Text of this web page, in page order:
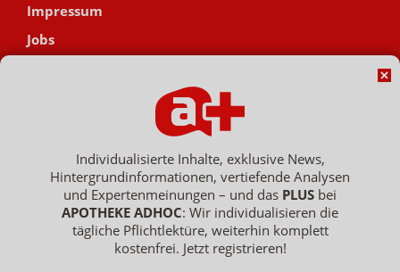
Impressum
Jobs
Hinweisgebersystem
Vertrag widerrufen
Copyright © 2007 - 2026 , APOTHEKE ADHOC ist ein Dienst der ELPATO
Individualisierte Inhalte, exklusive News,
Hintergrundinformationen, vertiefende Analysen
und Expertenmeinungen – und das PLUS bei
APOTHEKE ADHOC: Wir individualisieren die
tägliche Pflichtlektüre, weiterhin komplett
kostenfrei. Jetzt registrieren!